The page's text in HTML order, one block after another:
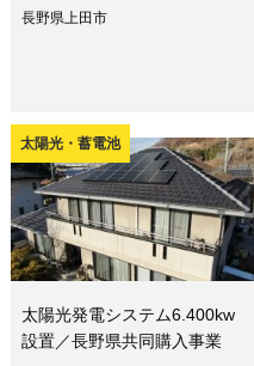
長野県上田市
太陽光・蓄電池
太陽光発電システム6.400kw
設置／長野県共同購入事業